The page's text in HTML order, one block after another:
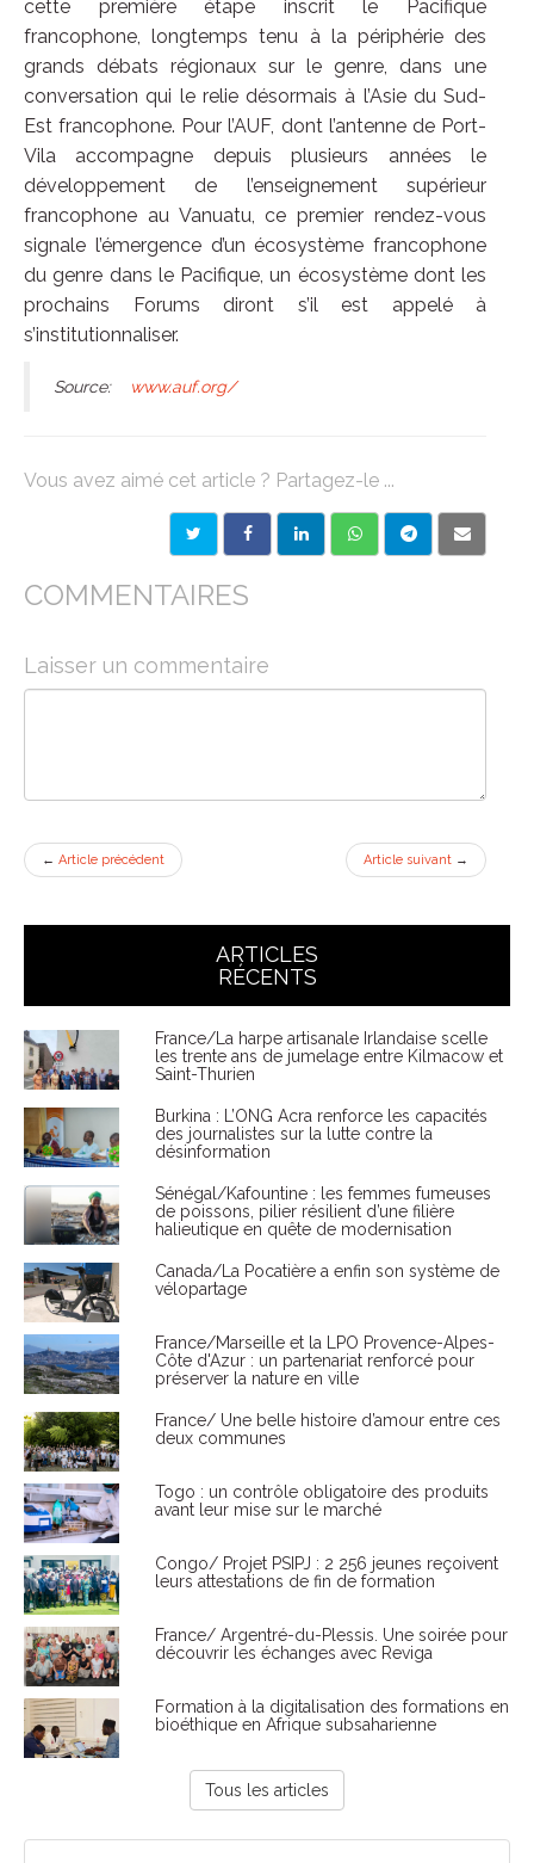
cette première étape inscrit le Pacifique
francophone, longtemps tenu à la périphérie des
grands débats régionaux sur le genre, dans une
conversation qui le relie désormais à l’Asie du Sud-
Est francophone. Pour l’AUF, dont l’antenne de Port-
Vila accompagne depuis plusieurs années le
développement de l’enseignement supérieur
francophone au Vanuatu, ce premier rendez-vous
signale l’émergence d’un écosystème francophone
du genre dans le Pacifique, un écosystème dont les
prochains Forums diront s’il est appelé à
s’institutionnaliser.
Source: www.auf.org/
Vous avez aimé cet article ? Partagez-le ...
COMMENTAIRES
Laisser un commentaire
← Article précédent Article suivant →
ARTICLES
RÉCENTS
France/La harpe artisanale Irlandaise scelle
les trente ans de jumelage entre Kilmacow et
Saint-Thurien
Burkina : L’ONG Acra renforce les capacités
des journalistes sur la lutte contre la
désinformation
Sénégal/Kafountine : les femmes fumeuses
de poissons, pilier résilient d’une filière
halieutique en quête de modernisation
Canada/La Pocatière a enfin son système de
vélopartage
France/Marseille et la LPO Provence-Alpes-
Côte d'Azur : un partenariat renforcé pour
préserver la nature en ville
France/ Une belle histoire d’amour entre ces
deux communes
Togo : un contrôle obligatoire des produits
avant leur mise sur le marché
Congo/ Projet PSIPJ : 2 256 jeunes reçoivent
leurs attestations de fin de formation
France/ Argentré-du-Plessis. Une soirée pour
découvrir les échanges avec Reviga
Formation à la digitalisation des formations en
bioéthique en Afrique subsaharienne
Tous les articles